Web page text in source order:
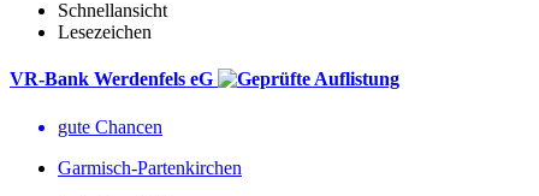
Schnellansicht
Lesezeichen
VR-Bank Werdenfels eG
gute Chancen
Garmisch-Partenkirchen